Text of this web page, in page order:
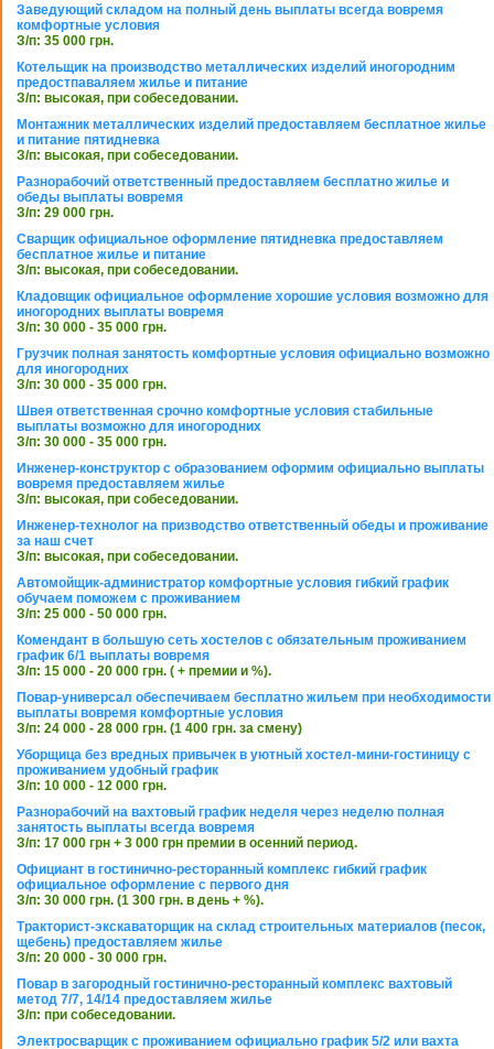
Заведующий складом на полный день выплаты всегда вовремя
комфортные условия
З/п: 35 000 грн.
Котельщик на производство металлических изделий иногородним
предостпаваляем жилье и питание
З/п: высокая, при собеседовании.
Монтажник металлических изделий предоставляем бесплатное жилье
и питание пятидневка
З/п: высокая, при собеседовании.
Разнорабочий ответственный предоставляем бесплатно жилье и
обеды выплаты вовремя
З/п: 29 000 грн.
Сварщик официальное оформление пятидневка предоставляем
бесплатное жилье и питание
З/п: высокая, при собеседовании.
Кладовщик официальное оформление хорошие условия возможно для
иногородних выплаты вовремя
З/п: 30 000 - 35 000 грн.
Грузчик полная занятость комфортные условия официально возможно
для иногородних
З/п: 30 000 - 35 000 грн.
Швея ответственная срочно комфортные условия стабильные
выплаты возможно для иногородних
З/п: 30 000 - 35 000 грн.
Инженер-конструктор с образованием оформим официально выплаты
вовремя предоставляем жилье
З/п: высокая, при собеседовании.
Инженер-технолог на призводство ответственный обеды и проживание
за наш счет
З/п: высокая, при собеседовании.
Автомойщик-администратор комфортные условия гибкий график
обучаем поможем с проживанием
З/п: 25 000 - 50 000 грн.
Комендант в большую сеть хостелов с обязательным проживанием
график 6/1 выплаты вовремя
З/п: 15 000 - 20 000 грн. ( + премии и %).
Повар-универсал обеспечиваем бесплатно жильем при необходимости
выплаты вовремя комфортные условия
З/п: 24 000 - 28 000 грн. (1 400 грн. за смену)
Уборщица без вредных привычек в уютный хостел-мини-гостиницу с
проживанием удобный график
З/п: 10 000 - 12 000 грн.
Разнорабочий на вахтовый график неделя через неделю полная
занятость выплаты всегда вовремя
З/п: 17 000 грн + 3 000 грн премии в осенний период.
Официант в гостинично-ресторанный комплекс гибкий график
официальное оформление с первого дня
З/п: 30 000 грн. (1 300 грн. в день + %).
Тракторист-экскаваторщик на склад строительных материалов (песок,
щебень) предоставляем жилье
З/п: 20 000 - 30 000 грн.
Повар в загородный гостинично-ресторанный комплекс вахтовый
метод 7/7, 14/14 предоставляем жилье
З/п: при собеседовании.
Электросварщик с проживанием официально график 5/2 или вахта